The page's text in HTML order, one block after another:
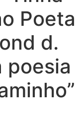
Poeta
d.
poesia